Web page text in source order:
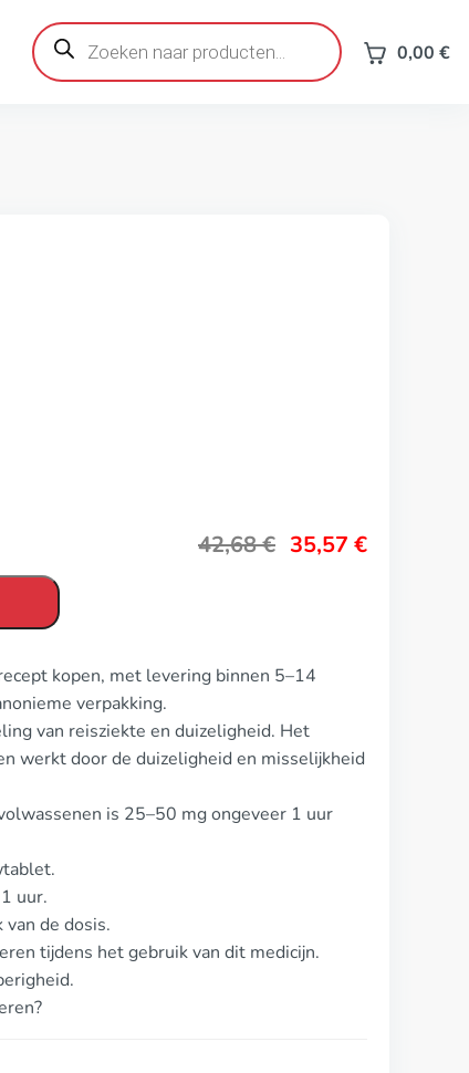
Producten
zoeken 0,00 €
42,68€ 35,57 €
kopen, met levering binnen 5–14
verpakking.
van reisziekte en duizeligheid. Het
werkt door de duizeligheid en misselijkheid
is 25–50 mg ongeveer 1 uur
uur.
de dosis.
tijdens het gebruik van dit medicijn.